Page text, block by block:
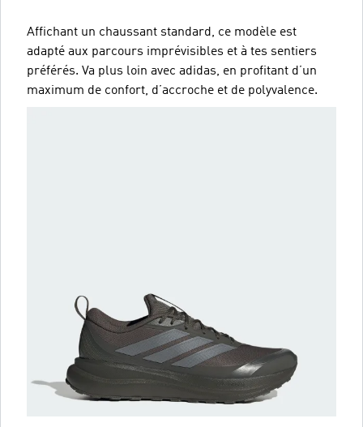
Affichant un chaussant standard, ce modèle est
adapté aux parcours imprévisibles et à tes sentiers
préférés. Va plus loin avec adidas, en profitant d’un
maximum de confort, d’accroche et de polyvalence.